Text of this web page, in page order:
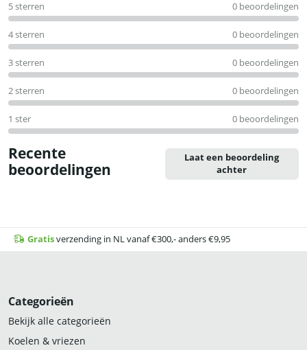
uit
5
5 sterren 0 beoordelingen
4 sterren 0 beoordelingen
3 sterren 0 beoordelingen
2 sterren 0 beoordelingen
1 ster 0 beoordelingen
Recente
beoordelingen
Laat een beoordeling
achter
Gratisverzending in NL vanaf €300,- anders €9,95
Categorieën
Bekijk alle categorieën
Koelen & vriezen